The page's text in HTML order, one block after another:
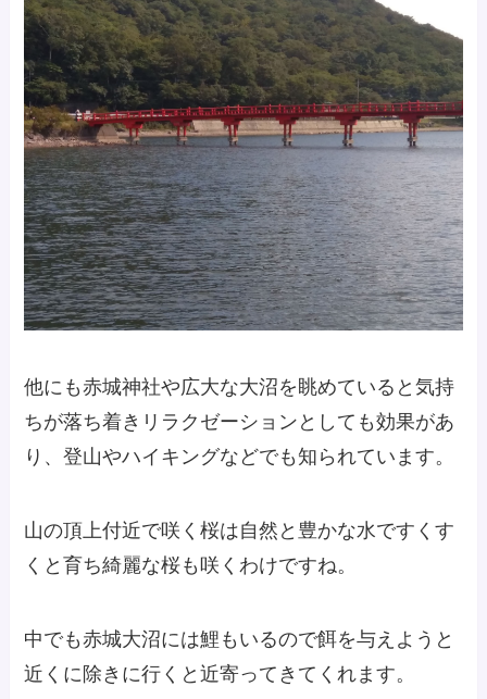
他にも赤城神社や広大な大沼を眺めていると気持
ちが落ち着きリラクゼーションとしても効果があ
り、登山やハイキングなどでも知られています。
山の頂上付近で咲く桜は自然と豊かな水ですくす
くと育ち綺麗な桜も咲くわけですね。
中でも赤城大沼には鯉もいるので餌を与えようと
近くに除きに行くと近寄ってきてくれます。